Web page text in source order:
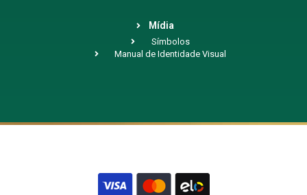
Mídia
Símbolos
Manual de Identidade Visual